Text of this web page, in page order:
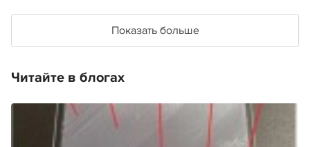
Показать больше
Читайте в блогах